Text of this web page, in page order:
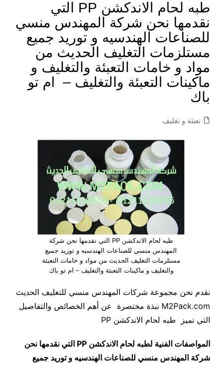
طبه لحام الاندكشن PP التي
نقدمها نحن شركة المهندس منسي
للصناعات الهندسيه و توريد جميع
مستلزمات التغليف الحديث من
مواد و خامات التعبئة والتغليف و
ماكينات التعبئة والتغليف – ام تو
باك
تعبئة و تغليف
طبه لحام الاندكشن PP التي نقدمها نحن شركة
المهندس منسي للصناعات الهندسيه و توريد جميع
مستلزمات التغليف الحديث من مواد و خامات التعبئة
والتغليف و ماكينات التعبئة والتغليف – ام تو باك
نقدم نحن مجموعة شركات المهندس منسي للتغليف الحديث
M2Pack.com نبذة مختصرة عن أهم الخصائص والتفاصيل
التي تميز طبه لحام الاندكشن PP
المواصفات الفنية لطبه لحام الاندكشن PP التي نقدمها نحن
شركة المهندس منسي للصناعات الهندسيه و توريد جميع